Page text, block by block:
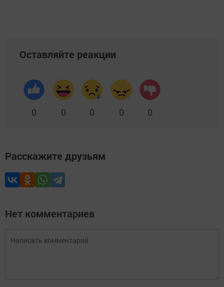
Оставляйте реакции
0 0 0 0 0
Расскажите друзьям
Нет комментариев